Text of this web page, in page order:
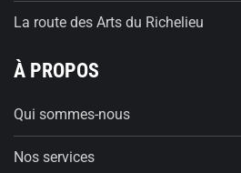
La route des Arts du Richelieu
À PROPOS
Qui sommes-nous
Nos services